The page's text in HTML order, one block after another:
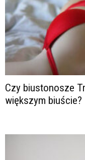
Czy biustonosze
większym biuście?